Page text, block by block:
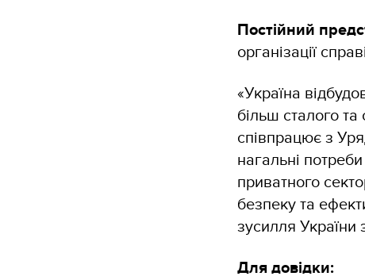
Постійний
організації
«Україна
більш сталого
співпрацює з
нагальні
приватного
безпеку та
зусилля України
Для довідки: